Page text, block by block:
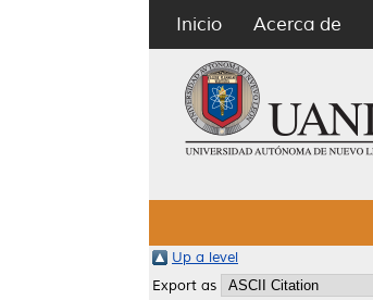
Inicio Acerca de
Up a level
Export as